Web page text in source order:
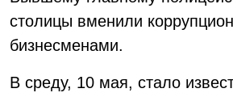
столицы вменили
бизнесменами.
В среду, 10 мая, стало